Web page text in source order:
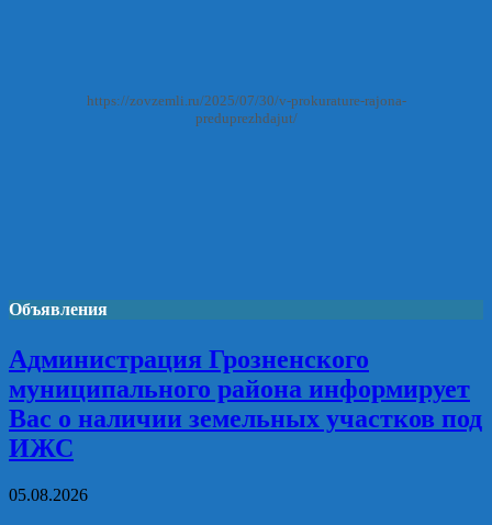
https://zovzemli.ru/2025/07/30/v-prokurature-rajona-
preduprezhdajut/
Объявления
Администрация Грозненского
муниципального района информирует
Вас о наличии земельных участков под
ИЖС
05.08.2026